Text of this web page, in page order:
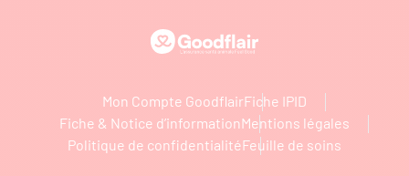
Goodflair
Mon Compte GoodflairFiche IPID
Fiche & Notice d’informationMentions légales
Politique de confidentialitéFeuille de soins